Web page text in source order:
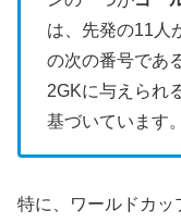
は、先発の11人
の次の番号であ
2GKに与えられ
基づいています。
特に、ワールドカッ